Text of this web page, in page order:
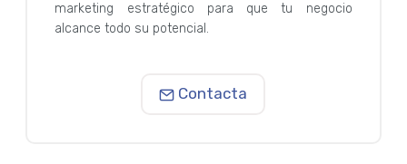
marketing estratégico para que tu negocio
alcance todo su potencial.
Contacta